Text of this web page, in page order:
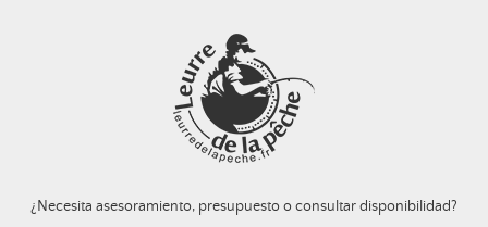
¿Necesita asesoramiento, presupuesto o consultar disponibilidad?